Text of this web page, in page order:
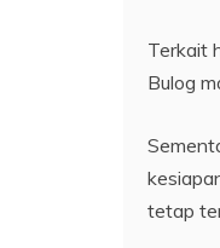
Terkait
Bulog
tetap